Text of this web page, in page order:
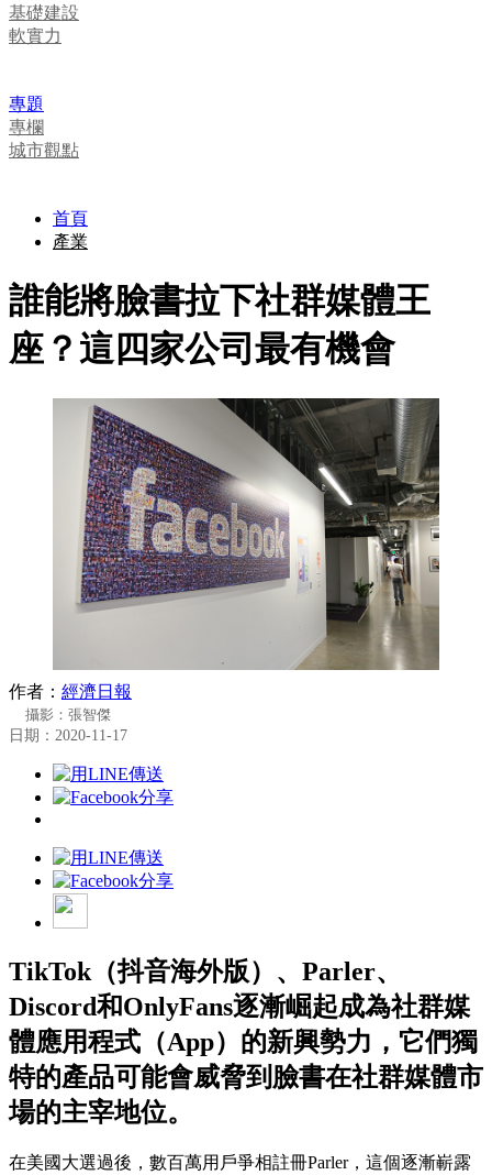
基礎建設
軟實力
專題
專欄
城市觀點
首頁
產業
誰能將臉書拉下社群媒體王
座？這四家公司最有機會
作者： 經濟日報
攝影：張智傑
日期：2020-11-17
TikTok（抖音海外版）、Parler、
Discord和OnlyFans逐漸崛起成為社群媒
體應用程式（App）的新興勢力，它們獨
特的產品可能會威脅到臉書在社群媒體市
場的主宰地位。
在美國大選過後，數百萬用戶爭相註冊Parler，這個逐漸嶄露